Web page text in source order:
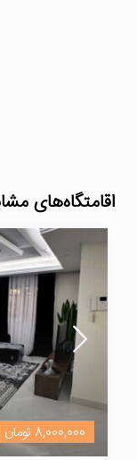
اقامتگاه‌های
8,000,000 تومان